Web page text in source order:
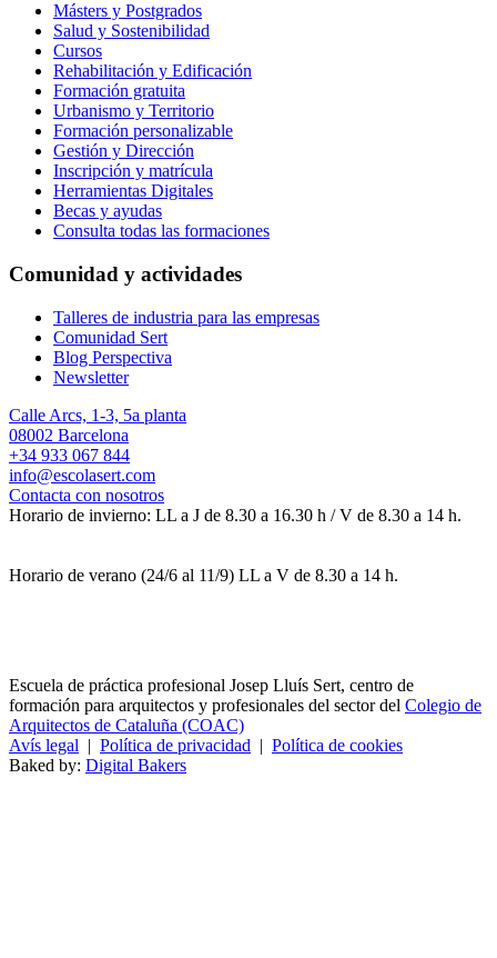
Másters y Postgrados
Salud y Sostenibilidad
Cursos
Rehabilitación y Edificación
Formación gratuita
Urbanismo y Territorio
Formación personalizable
Gestión y Dirección
Inscripción y matrícula
Herramientas Digitales
Becas y ayudas
Consulta todas las formaciones
Comunidad y actividades
Talleres de industria para las empresas
Comunidad Sert
Blog Perspectiva
Newsletter
Calle Arcs, 1-3, 5a planta
08002 Barcelona
+34 933 067 844
info@escolasert.com
Contacta con nosotros
Horario de invierno: LL a J de 8.30 a 16.30 h / V de 8.30 a 14 h.
Horario de verano (24/6 al 11/9) LL a V de 8.30 a 14 h.
Escuela de práctica profesional Josep Lluís Sert, centro de
formación para arquitectos y profesionales del sector del Colegio de
Arquitectos de Cataluña (COAC)
Avís legal | Política de privacidad | Política de cookies
Baked by: Digital Bakers